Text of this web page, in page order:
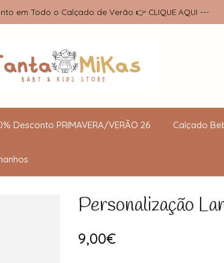
em Todo o Calçado de Verão 👉 CLIQUE AQUI ---
Desconto PRIMAVERA/VERÃO 26 Calçado
Personalização
9,00€